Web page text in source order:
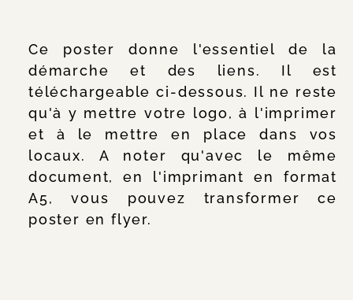
Ce poster donne l'essentiel de la
démarche et des liens. Il est
téléchargeable ci-dessous. Il ne reste
qu'à y mettre votre logo, à l'imprimer
et à le mettre en place dans vos
locaux. A noter qu'avec le même
document, en l'imprimant en format
A5, vous pouvez transformer ce
poster en flyer.